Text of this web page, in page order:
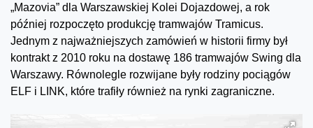
„Mazovia” dla Warszawskiej Kolei Dojazdowej, a rok
później rozpoczęto produkcję tramwajów Tramicus.
Jednym z najważniejszych zamówień w historii firmy był
kontrakt z 2010 roku na dostawę 186 tramwajów Swing dla
Warszawy. Równolegle rozwijane były rodziny pociągów
ELF i LINK, które trafiły również na rynki zagraniczne.